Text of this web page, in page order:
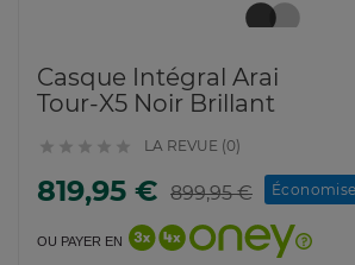
Casque Intégral Arai
Tour-X5 Noir Brillant
     LA REVUE (0)
819,95 € 899,95 €
OU PAYER EN